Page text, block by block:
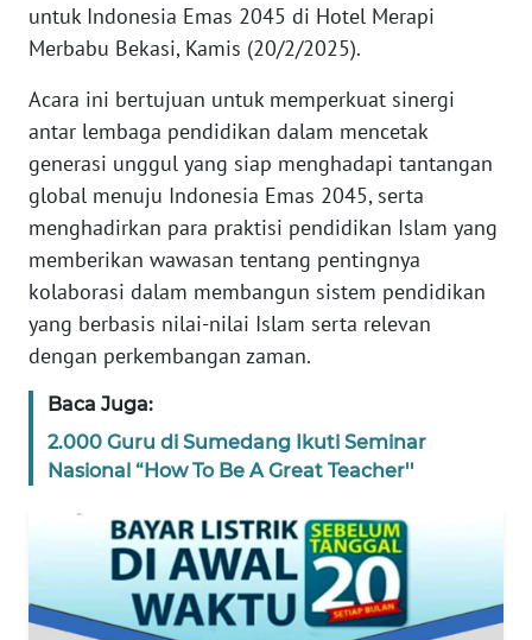
untuk Indonesia Emas 2045 di Hotel Merapi
Merbabu Bekasi, Kamis (20/2/2025).
Acara ini bertujuan untuk memperkuat sinergi
antar lembaga pendidikan dalam mencetak
generasi unggul yang siap menghadapi tantangan
global menuju Indonesia Emas 2045, serta
menghadirkan para praktisi pendidikan Islam yang
memberikan wawasan tentang pentingnya
kolaborasi dalam membangun sistem pendidikan
yang berbasis nilai-nilai Islam serta relevan
dengan perkembangan zaman.
Baca Juga:
2.000 Guru di Sumedang Ikuti Seminar
Nasional “How To Be A Great Teacher''
DISCLAIMER
News
Regional
WN
JAKARTA
WN
WN
BANTEN
WN